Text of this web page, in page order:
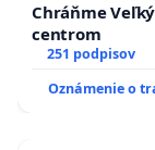
Chráňme
centrom
251 podpisov
Oznámenie o